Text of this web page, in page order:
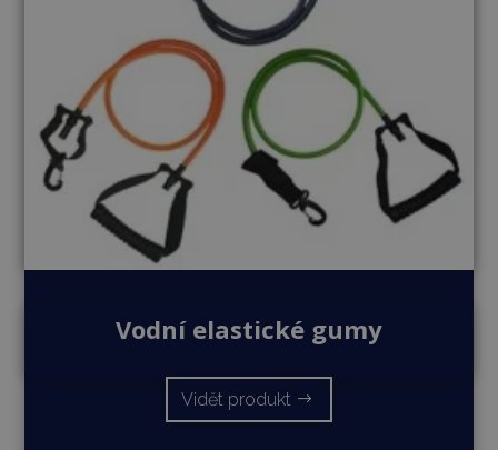
Vodní elastické gumy
Vidět produkt